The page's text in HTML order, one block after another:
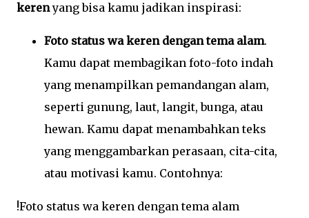
kerenyang bisa kamu jadikan inspirasi:
Foto status wa keren dengan tema alam.
Kamu dapat membagikan foto-foto indah
yang menampilkan pemandangan alam,
seperti gunung, laut, langit, bunga, atau
hewan. Kamu dapat menambahkan teks
yang menggambarkan perasaan, cita-cita,
atau motivasi kamu. Contohnya:
!Foto status wa keren dengan tema alam